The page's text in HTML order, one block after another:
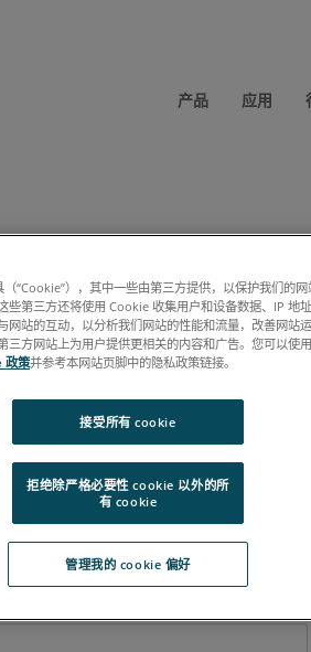
产品 应用
（要求：相同的浏览器、相同的计算机、允许使
“Cookie”），其中一些由第三方提供，以保护我们的
些第三方还将使用 Cookie 收集用户和设备数据、IP 地
网站的互动，以分析我们网站的性能和流量，改善网站
三方网站上为用户提供更相关的内容和广告。您可以使
政策并参考本网站页脚中的隐私政策链接。
管理我的 cookie 偏好
拒绝除严格必要性 cookie 以外的所
有 cookie
接受所有 cookie